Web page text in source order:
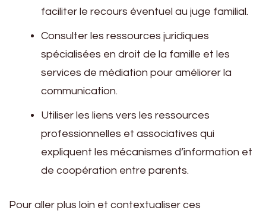
faciliter le recours éventuel au juge familial.
Consulter les ressources juridiques
spécialisées en droit de la famille et les
services de médiation pour améliorer la
communication.
Utiliser les liens vers les ressources
professionnelles et associatives qui
expliquent les mécanismes d’information et
de coopération entre parents.
Pour aller plus loin et contextualiser ces